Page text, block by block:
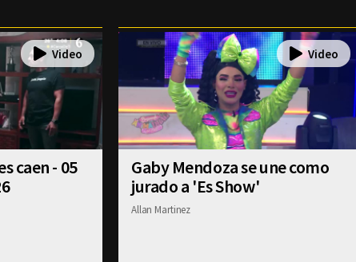
caen - 05
Gaby Mendoza se une como
jurado a 'Es Show'
Allan Martinez